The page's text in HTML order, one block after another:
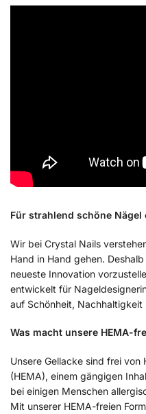
Für strahlend schöne
Wir bei Crystal Nails
Hand in Hand gehen.
neueste Innovation
entwickelt für
auf Schönheit, Nachhaltigkeit
Was macht unsere HEMA-
Unsere Gellacke sind frei
(HEMA), einem gängigen
bei einigen Menschen
Mit unserer HEMA-freien